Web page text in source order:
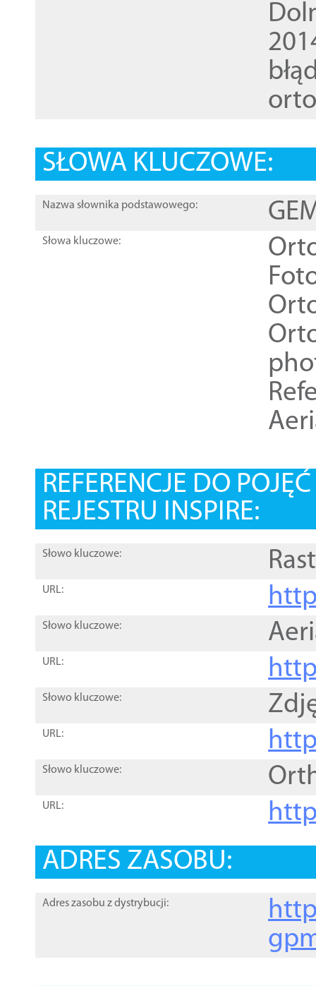
SŁOWA KLUCZOWE:
Nazwa słownika podstawowego:
Słowa kluczowe:
REFERENCJE DO
REJESTRU INSPIRE:
Słowo kluczowe:
URL:
Słowo kluczowe:
URL:
Słowo kluczowe:
URL:
Słowo kluczowe:
URL:
ADRES ZASOBU:
Adres zasobu z dystrybucji: